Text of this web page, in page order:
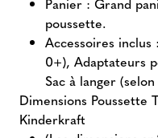
poussette.
Accessoires
0+), Adaptateurs
Sac à langer
Dimensions Poussette
Kinderkraft